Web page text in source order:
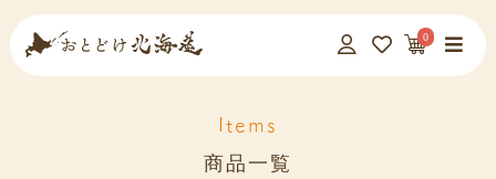
0
Items
商品一覧